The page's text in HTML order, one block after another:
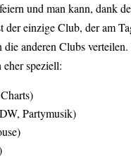
und man kann, dank
einzige Club, der am
anderen Clubs
speziell:
Partymusik)